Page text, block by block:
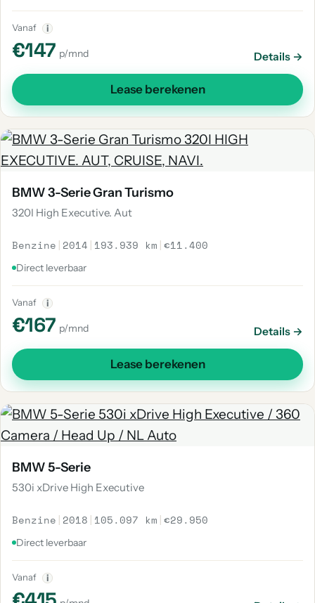
Vanaf i
€147 p/mnd Details →
Lease berekenen
BMW 3-Serie Gran Turismo
320I High Executive. Aut
Benzine | 2014 | 193.939 km |€11.400
Direct leverbaar
Vanaf i
€167 p/mnd Details →
Lease berekenen
BMW 5-Serie
530i xDrive High Executive
Benzine | 2018 | 105.097 km |€29.950
Direct leverbaar
Vanaf i